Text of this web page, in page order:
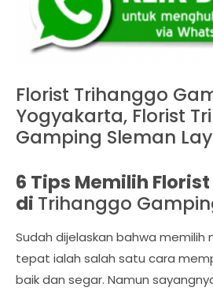
Florist Trihanggo
Yogyakarta, Florist
Gamping Sleman
6 Tips Memilih
di Trihanggo
Sudah dijelaskan bahwa memilih
tepat ialah salah satu cara
baik dan segar. Namun